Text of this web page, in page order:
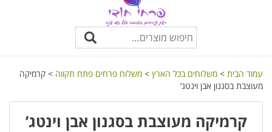
עמוד הבית > משלוחים בכל הארץ > משלוח פרחים פתח תקווה > קרמיקה
מעוצבת בסגנון אבן וינטג’
קרמיקה מעוצבת בסגנון אבן וינטג’